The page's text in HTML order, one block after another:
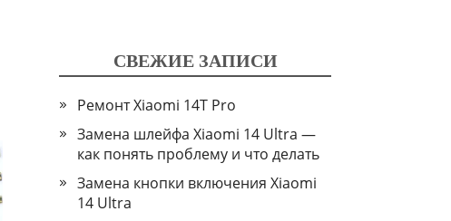
СВЕЖИЕ ЗАПИСИ
Ремонт Xiaomi 14T Pro
Замена шлейфа Xiaomi 14 Ultra —
как понять проблему и что делать
Замена кнопки включения Xiaomi
14 Ultra